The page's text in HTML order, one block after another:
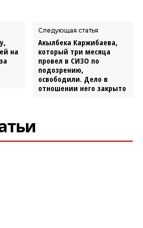
на
Следующая статья
Акылбека Каржибаева,
который три месяца
провел в СИЗО по
подозрению,
освободили. Дело в
отношении него закрыто